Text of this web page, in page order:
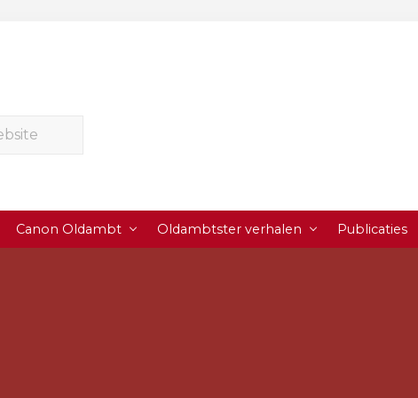
Canon Oldambt Oldambtster verhalen Publicaties